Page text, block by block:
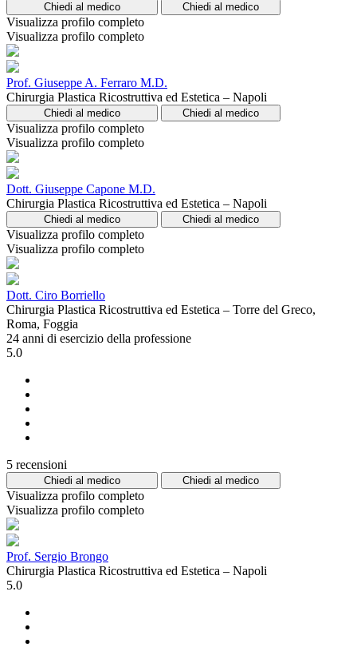
Chiedi al medico Chiedi al medico
Visualizza profilo completo
Visualizza profilo completo
Prof. Giuseppe A. Ferraro M.D.
Chirurgia Plastica Ricostruttiva ed Estetica – Napoli
Chiedi al medico Chiedi al medico
Visualizza profilo completo
Visualizza profilo completo
Dott. Giuseppe Capone M.D.
Chirurgia Plastica Ricostruttiva ed Estetica – Napoli
Chiedi al medico Chiedi al medico
Visualizza profilo completo
Visualizza profilo completo
Dott. Ciro Borriello
Chirurgia Plastica Ricostruttiva ed Estetica – Torre del Greco,
Roma, Foggia
24 anni di esercizio della professione
5.0
5 recensioni
Chiedi al medico Chiedi al medico
Visualizza profilo completo
Visualizza profilo completo
Prof. Sergio Brongo
Chirurgia Plastica Ricostruttiva ed Estetica – Napoli
5.0